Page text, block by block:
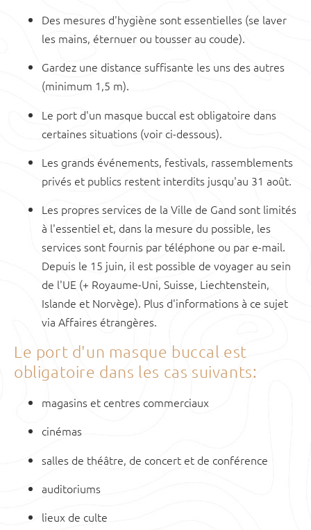
Des mesures d'hygiène sont essentielles (se laver
les mains, éternuer ou tousser au coude).
Gardez une distance suffisante les uns des autres
(minimum 1,5 m).
Le port d'un masque buccal est obligatoire dans
certaines situations (voir ci-dessous).
Les grands événements, festivals, rassemblements
privés et publics restent interdits jusqu'au 31 août.
Les propres services de la Ville de Gand sont limités
à l'essentiel et, dans la mesure du possible, les
services sont fournis par téléphone ou par e-mail.
Depuis le 15 juin, il est possible de voyager au sein
de l'UE (+ Royaume-Uni, Suisse, Liechtenstein,
Islande et Norvège). Plus d'informations à ce sujet
via Affaires étrangères.
Le port d'un masque buccal est
obligatoire dans les cas suivants:
magasins et centres commerciaux
cinémas
salles de théâtre, de concert et de conférence
auditoriums
lieux de culte